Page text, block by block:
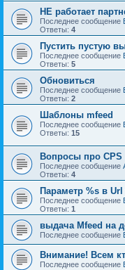
НЕ работает
Последнее сообщение
Ответы: 4
Пустить пустую
Последнее сообщение
Ответы: 5
Обновиться
Последнее сообщение
Ответы: 2
Шаблоны mfeed
Последнее сообщение
Ответы: 15
Вопросы про CPS
Последнее сообщение
Ответы: 4
Параметр %s в
Последнее сообщение
Ответы: 1
выдача Mfeed на
Последнее сообщение
Внимание! Всем
Последнее сообщение